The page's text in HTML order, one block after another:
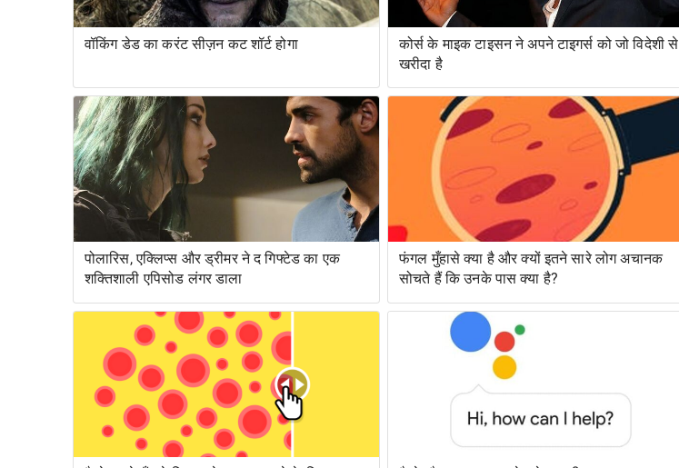
वॉकिंग डेड का करंट सीज़न कट शॉर्ट होगा
कोर्स के माइक टाइसन ने अपने टाइगर्स को जो विदेशी से
खरीदा है
पोलारिस, एक्लिप्स और ड्रीमर ने द गिफ्टेड का एक
शक्तिशाली एपिसोड लंगर डाला
फंगल मुँहासे क्या है और क्यों इतने सारे लोग अचानक
सोचते हैं कि उनके पास क्या है?